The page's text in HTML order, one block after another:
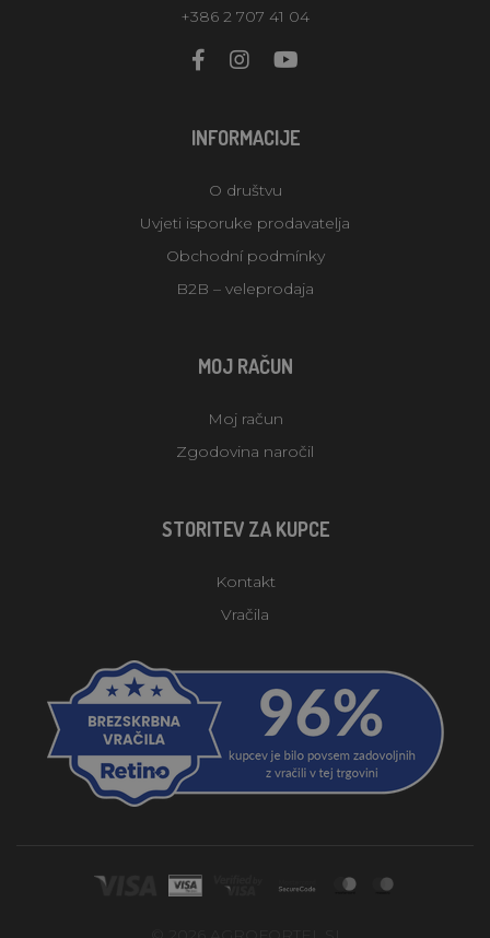
+386 2 707 41 04
INFORMACIJE
O društvu
Uvjeti isporuke prodavatelja
Obchodní podmínky
B2B – veleprodaja
MOJ RAČUN
Moj račun
Zgodovina naročil
STORITEV ZA KUPCE
Kontakt
Vračila